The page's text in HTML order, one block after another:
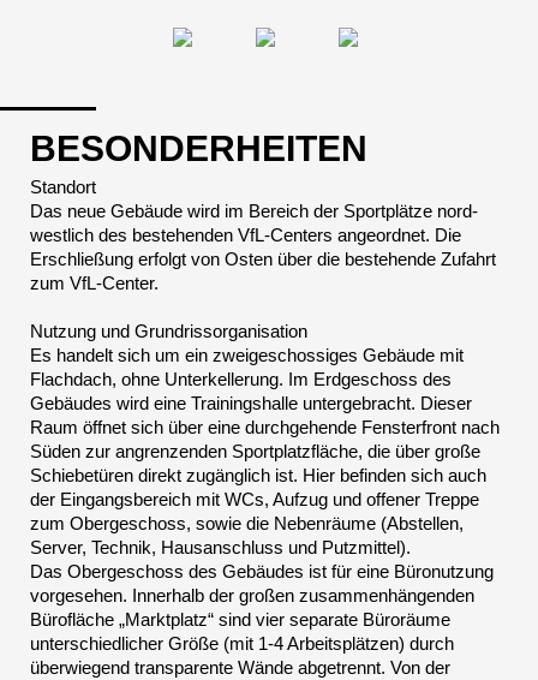
BESONDERHEITEN
Standort
Das neue Gebäude wird im Bereich der Sportplätze nord-
westlich des bestehenden VfL-Centers angeordnet. Die
Erschließung erfolgt von Osten über die bestehende Zufahrt
zum VfL-Center.
Nutzung und Grundrissorganisation
Es handelt sich um ein zweigeschossiges Gebäude mit
Flachdach, ohne Unterkellerung. Im Erdgeschoss des
Gebäudes wird eine Trainingshalle untergebracht. Dieser
Raum öffnet sich über eine durchgehende Fensterfront nach
Süden zur angrenzenden Sportplatzfläche, die über große
Schiebetüren direkt zugänglich ist. Hier befinden sich auch
der Eingangsbereich mit WCs, Aufzug und offener Treppe
zum Obergeschoss, sowie die Nebenräume (Abstellen,
Server, Technik, Hausanschluss und Putzmittel).
Das Obergeschoss des Gebäudes ist für eine Büronutzung
vorgesehen. Innerhalb der großen zusammenhängenden
Bürofläche „Marktplatz“ sind vier separate Büroräume
unterschiedlicher Größe (mit 1-4 Arbeitsplätzen) durch
überwiegend transparente Wände abgetrennt. Von der